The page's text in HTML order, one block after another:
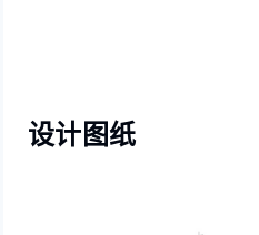
设计图纸